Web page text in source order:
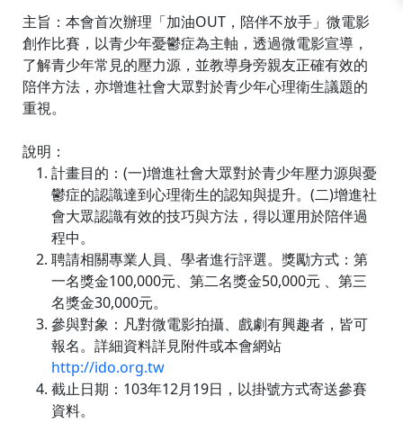
主旨：本會首次辦理「加油OUT，陪伴不放手」微電影
創作比賽，以青少年憂鬱症為主軸，透過微電影宣導，
了解青少年常見的壓力源，並教導身旁親友正確有效的
陪伴方法，亦增進社會大眾對於青少年心理衛生議題的
重視。
說明：
計畫目的：(一)增進社會大眾對於青少年壓力源與憂
鬱症的認識達到心理衛生的認知與提升。(二)增進社
會大眾認識有效的技巧與方法，得以運用於陪伴過
程中。
聘請相關專業人員、學者進行評選。獎勵方式：第
一名獎金100,000元、第二名獎金50,000元 、第三
名獎金30,000元。
參與對象：凡對微電影拍攝、戲劇有興趣者，皆可
報名。詳細資料詳見附件或本會網站
http://ido.org.tw
截止日期：103年12月19日，以掛號方式寄送參賽
資料。